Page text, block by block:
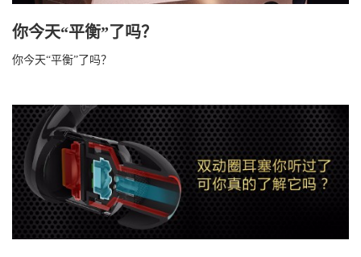
你今天“平衡”了吗？
你今天“平衡”了吗？